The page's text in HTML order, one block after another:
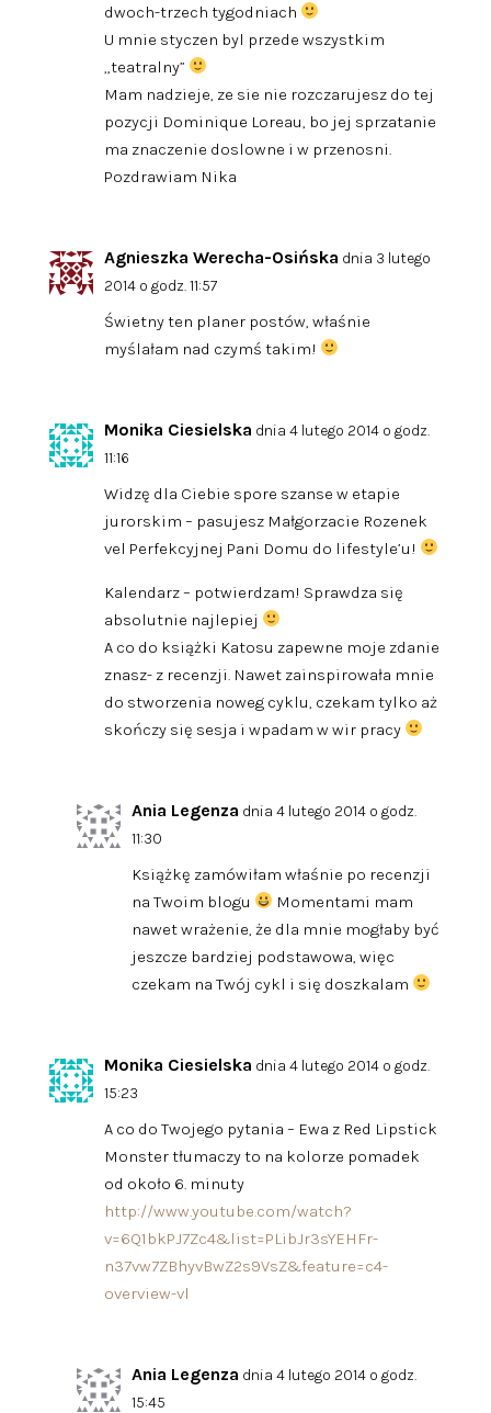
dwoch-trzech tygodniach
U mnie styczen byl przede wszystkim
„teatralny”
Mam nadzieje, ze sie nie rozczarujesz do tej
pozycji Dominique Loreau, bo jej sprzatanie
ma znaczenie doslowne i w przenosni.
Pozdrawiam Nika
Agnieszka Werecha-Osińska dnia 3 lutego
2014 o godz. 11:57
Świetny ten planer postów, właśnie
myślałam nad czymś takim!
Monika Ciesielska dnia 4 lutego 2014 o godz.
11:16
Widzę dla Ciebie spore szanse w etapie
jurorskim – pasujesz Małgorzacie Rozenek
vel Perfekcyjnej Pani Domu do lifestyle’u!
Kalendarz – potwierdzam! Sprawdza się
absolutnie najlepiej
A co do książki Katosu zapewne moje zdanie
znasz- z recenzji. Nawet zainspirowała mnie
do stworzenia noweg cyklu, czekam tylko aż
skończy się sesja i wpadam w wir pracy
Ania Legenza dnia 4 lutego 2014 o godz.
11:30
Książkę zamówiłam właśnie po recenzji
na Twoim blogu
Momentami mam
nawet wrażenie, że dla mnie mogłaby być
jeszcze bardziej podstawowa, więc
czekam na Twój cykl i się doszkalam
Monika Ciesielska dnia 4 lutego 2014 o godz.
15:23
A co do Twojego pytania – Ewa z Red Lipstick
Monster tłumaczy to na kolorze pomadek
od około 6. minuty
http://www.youtube.com/watch?
v=6Q1bkPJ7Zc4&list=PLibJr3sYEHFr-
n37vw7ZBhyvBwZ2s9VsZ&feature=c4-
overview-vl
Ania Legenza dnia 4 lutego 2014 o godz.
15:45